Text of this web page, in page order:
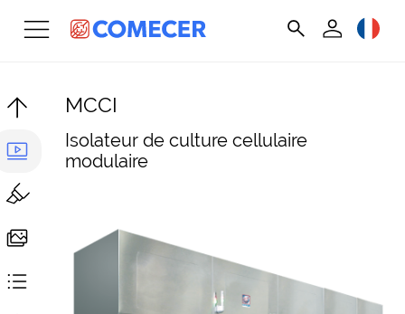
MCCI
Isolateur de culture cellulaire
modulaire